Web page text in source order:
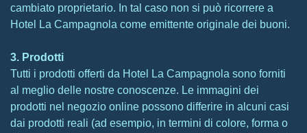
cambiato proprietario. In tal caso non si può ricorrere a
Hotel La Campagnola come emittente originale dei buoni.
3. Prodotti
Tutti i prodotti offerti da Hotel La Campagnola sono forniti
al meglio delle nostre conoscenze. Le immagini dei
prodotti nel negozio online possono differire in alcuni casi
dai prodotti reali (ad esempio, in termini di colore, forma o